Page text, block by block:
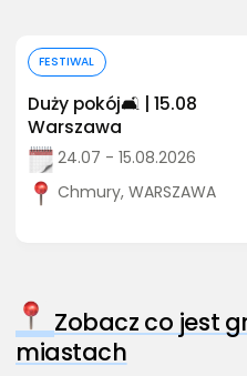
FESTIWAL
Duży pokój🛋️ | 15.08
Warszawa
24.07 - 15.08.2026
Chmury, WARSZAWA
Zobacz co jest
miastach